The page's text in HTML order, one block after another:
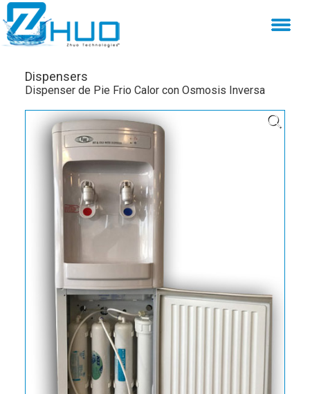
Dispensers
Dispenser de Pie Frio Calor con Osmosis Inversa